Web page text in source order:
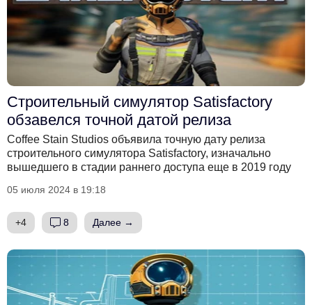
Строительный симулятор Satisfactory
обзавелся точной датой релиза
Coffee Stain Studios объявила точную дату релиза
строительного симулятора Satisfactory, изначально
вышедшего в стадии раннего доступа еще в 2019 году
05 июля 2024 в 19:18
+4 8 Далее →